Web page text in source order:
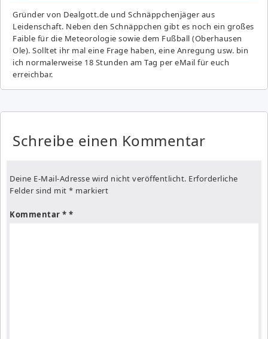
Gründer von Dealgott.de und Schnäppchenjäger aus
Leidenschaft. Neben den Schnäppchen gibt es noch ein großes
Fai­ble für die Meteorologie sowie dem Fußball (Oberhausen
Ole). Solltet ihr mal eine Frage haben, eine Anregung usw. bin
ich normalerweise 18 Stunden am Tag per eMail für euch
erreichbar.
Schreibe einen Kommentar
Deine E-Mail-Adresse wird nicht veröffentlicht. Erforderliche
Felder sind mit * markiert
Kommentar *